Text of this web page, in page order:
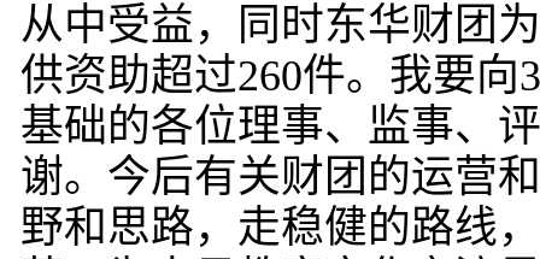
从中受益，同时东华财团
供资助超过260件。我要
基础的各位理事、监事、
谢。今后有关财团的运营
野和思路，走稳健的路线